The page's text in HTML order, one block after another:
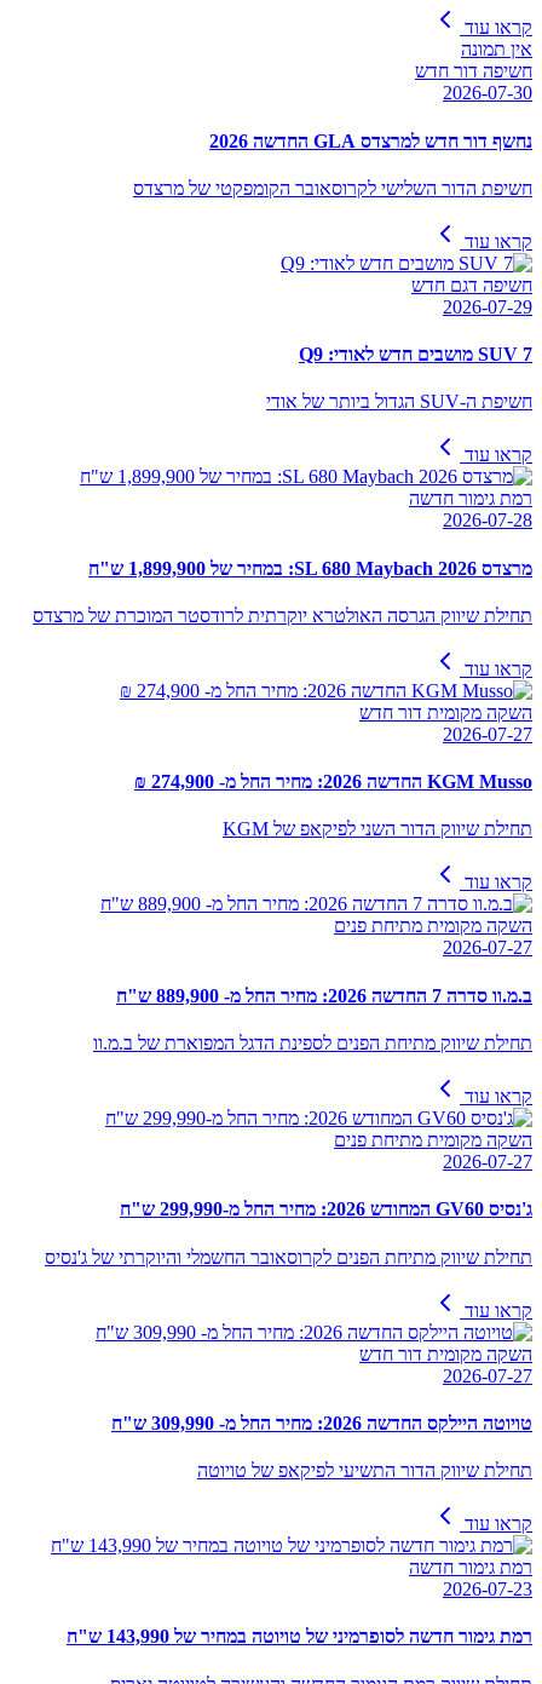
קראו עוד
אין תמונה
חשיפה דור חדש
2026-07-30
נחשף דור חדש למרצדס GLA החדשה 2026
חשיפת הדור השלישי לקרוסאובר הקומפקטי של מרצדס
קראו עוד
חשיפה דגם חדש
2026-07-29
SUV 7 מושבים חדש לאודי: Q9
חשיפת ה-SUV הגדול ביותר של אודי
קראו עוד
רמת גימור חדשה
2026-07-28
מרצדס SL 680 Maybach 2026: במחיר של 1,899,900 ש"ח
תחילת שיווק הגרסה האולטרא יוקרתית לרודסטר המוכרת של מרצדס
קראו עוד
השקה מקומית דור חדש
2026-07-27
KGM Musso החדשה 2026: מחיר החל מ- 274,900 ₪
תחילת שיווק הדור השני לפיקאפ של KGM
קראו עוד
השקה מקומית מתיחת פנים
2026-07-27
ב.מ.וו סדרה 7 החדשה 2026: מחיר החל מ- 889,900 ש"ח
תחילת שיווק מתיחת הפנים לספינת הדגל המפוארת של ב.מ.וו
קראו עוד
השקה מקומית מתיחת פנים
2026-07-27
ג'נסיס GV60 המחודש 2026: מחיר החל מ-299,990 ש"ח
תחילת שיווק מתיחת הפנים לקרוסאובר החשמלי והיוקרתי של ג'נסיס
קראו עוד
השקה מקומית דור חדש
2026-07-27
טויוטה היילקס החדשה 2026: מחיר החל מ- 309,990 ש"ח
תחילת שיווק הדור התשיעי לפיקאפ של טויוטה
קראו עוד
רמת גימור חדשה
2026-07-23
רמת גימור חדשה לסופרמיני של טויוטה במחיר של 143,990 ש"ח